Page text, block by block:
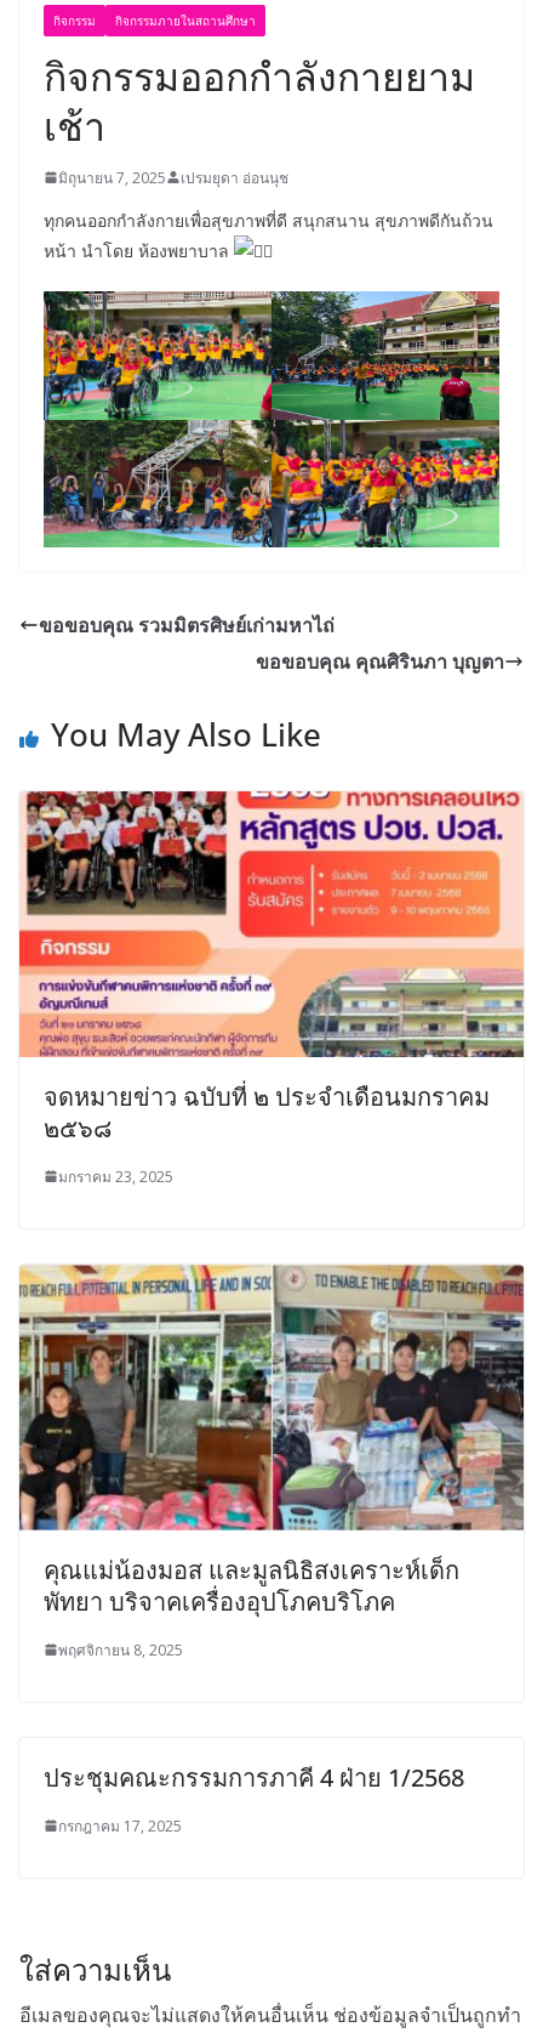
กิจกรรม กิจกรรมภายในสถานศึกษา
กิจกรรมออกกำลังกายยาม
เช้า
มิถุนายน 7, 2025 เปรมยุดา อ่อนนุช
ทุกคนออกกำลังกายเพื่อสุขภาพที่ดี สนุกสนาน สุขภาพดีกันถ้วน
หน้า นำโดย ห้องพยาบาล
ขอขอบคุณ รวมมิตรศิษย์เก่ามหาไถ่
ขอขอบคุณ คุณศิรินภา บุญตา
You May Also Like
จดหมายข่าว ฉบับที่ ๒ ประจำเดือนมกราคม
๒๕๖๘
มกราคม 23, 2025
คุณแม่น้องมอส และมูลนิธิสงเคราะห์เด็ก
พัทยา บริจาคเครื่องอุปโภคบริโภค
พฤศจิกายน 8, 2025
ประชุมคณะกรรมการภาคี 4 ฝ่าย 1/2568
กรกฎาคม 17, 2025
ใส่ความเห็น
อีเมลของคุณจะไม่แสดงให้คนอื่นเห็น ช่องข้อมูลจำเป็นถูกทำ